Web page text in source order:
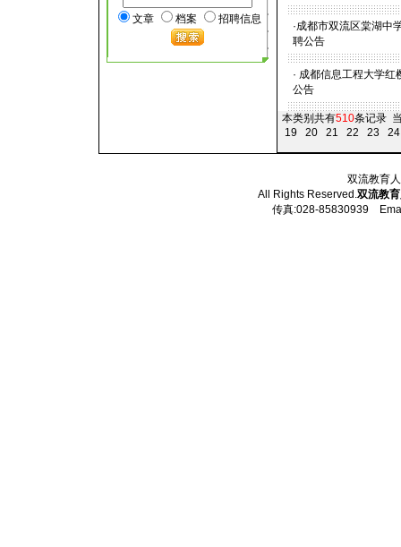
文章 档案 招聘信息
·成都市双流区棠湖中
聘公告
· 成都信息工程大学红
公告
本类别共有510条记录
19
20 21 22 23 24
双流教育
All Rights Reserved.双流教
传真:028-85830939